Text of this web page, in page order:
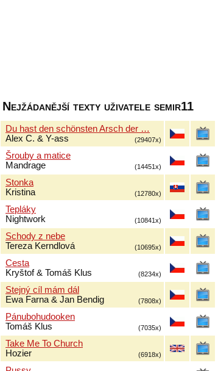
Nejžádanější texty uživatele semir11
Du hast den schönsten Arsch der …
Alex C. & Y-ass
(29407x)
Šrouby a matice
Mandrage
(14451x)
Stonka
Kristina
(12780x)
Tepláky
Nightwork
(10841x)
Schody z nebe
Tereza Kerndlová
(10695x)
Cesta
Kryštof & Tomáš Klus
(8234x)
Stejný cíl mám dál
Ewa Farna & Jan Bendig
(7808x)
Pánubohudooken
Tomáš Klus
(7035x)
Take Me To Church
Hozier
(6918x)